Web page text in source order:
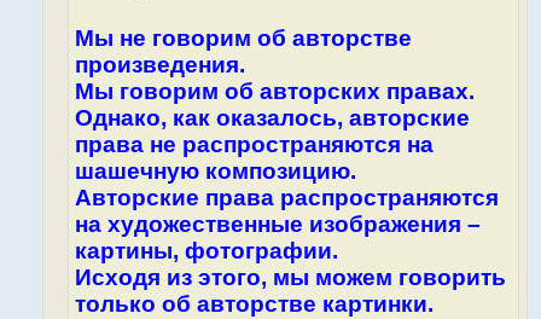
Мы не говорим об авторстве
произведения.
Мы говорим об авторских правах.
Однако, как оказалось, авторские
права не распространяются на
шашечную композицию.
Авторские права распространяются
на художественные изображения –
картины, фотографии.
Исходя из этого, мы можем говорить
только об авторстве картинки.